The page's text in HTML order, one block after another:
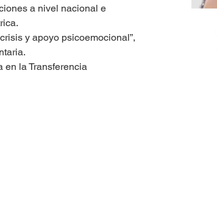
a nivel nacional e
y apoyo psicoemocional”,
en la Transferencia